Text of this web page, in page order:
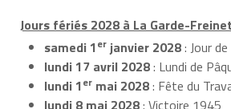
Jours fériés 2028 à La Garde-
samedi 1er janvier 2028: Jour
lundi 17 avril 2028: Lundi de
lundi 1er mai 2028: Fête du